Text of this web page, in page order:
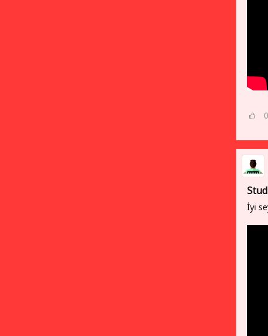
0
İyi